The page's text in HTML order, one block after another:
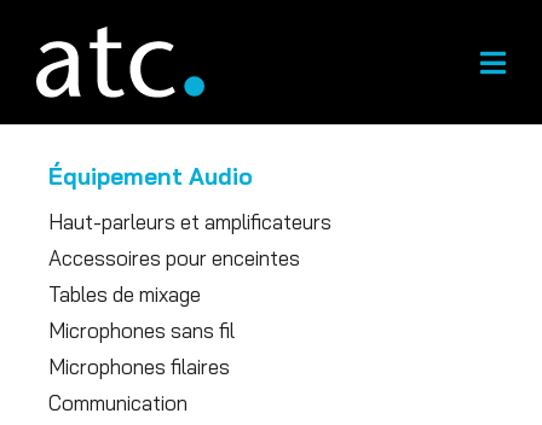
content
Équipement Audio
Haut-parleurs et amplificateurs
Accessoires pour enceintes
Tables de mixage
Microphones sans fil
Microphones filaires
Communication